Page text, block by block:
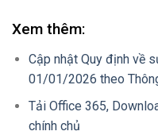
Xem thêm:
Cập nhật Quy định về
01/01/2026 theo
Tải Office 365,
chính chủ